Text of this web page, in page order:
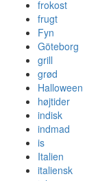
frokost
frugt
Fyn
Göteborg
grill
grød
Halloween
højtider
indisk
indmad
is
Italien
italiensk